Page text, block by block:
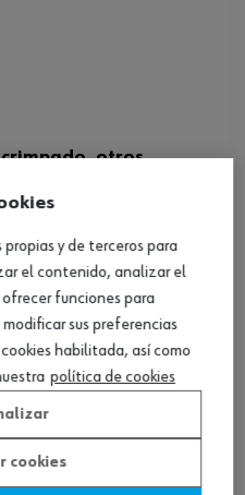
otros
y de terceros para
el contenido, analizar el
funciones para
sus preferencias
habilitada, así como
política de cookies
cookies